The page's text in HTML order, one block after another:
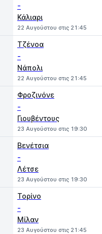
-
Κάλιαρι
22 Αυγούστου στις 21:45
Τζένοα
-
Νάπολι
22 Αυγούστου στις 21:45
Φροζινόνε
-
Γιουβέντους
23 Αυγούστου στις 19:30
Βενέτσια
-
Λέτσε
23 Αυγούστου στις 19:30
Τορίνο
-
Μίλαν
23 Αυγούστου στις 21:45